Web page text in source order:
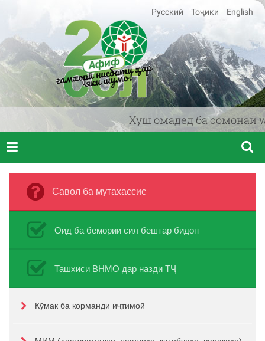
Хуш омадед ба сомонаи
Русский Тоҷики English
Савол ба мутахассис
Оид ба бемории сил бештар бидон
Ташхиси ВНМО дар назди ТҶ
Кӯмак ба корманди иҷтимоӣ